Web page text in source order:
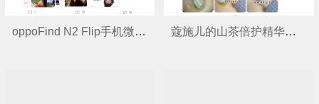
oppoFind N2 Flip手机微博营销 蔻施儿的山茶倍护精华油微博营销